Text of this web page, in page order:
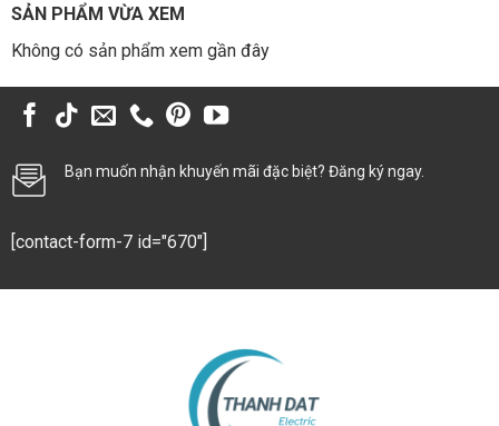
SẢN PHẨM VỪA XEM
Không có sản phẩm xem gần đây
Bạn muốn nhận khuyến mãi đặc biệt? Đăng ký ngay.
[contact-form-7 id="670"]